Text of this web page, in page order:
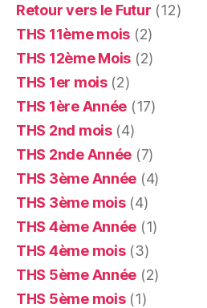
Retour vers le Futur (12)
THS 11ème mois (2)
THS 12ème Mois (2)
THS 1er mois(2)
THS 1ère Année (17)
THS 2nd mois(4)
THS 2nde Année (7)
THS 3ème Année (4)
THS 3ème mois(4)
THS 4ème Année (1)
THS 4ème mois(3)
THS 5ème Année (2)
THS 5ème mois(1)